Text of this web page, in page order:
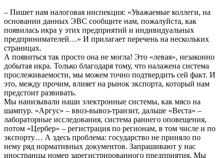
– Пишет нам налоговая инспекция: «Уважаемые коллеги, на
основании данных ЭВС сообщите нам, пожалуйста, как
появилась икра у этих предприятий и индивидуальных
предпринимателей…» И прилагает перечень на нескольких
страницах.
А появиться так просто она не могла! Это «левая», незаконно
добытая икра. Только благодаря тому, что налажена система
прослеживаемости, мы можем точно подтвердить сей факт. И
это, между прочим, влияет на рынок экспорта, который нам
предстоит развивать.
Мы нанизывали наши электронные системы, как мясо на
шампур. «Аргус» – ввоз-вывоз-транзит, дальше «Веста» –
лабораторные исследования, система раннего оповещения,
потом «Цербер» – регистрация по регионам, в том числе и по
экспорту… А здесь проблема: государство не приняло по
нему ряд нормативных документов. Запрашивают у нас
иностранцы номер зарегистрированного предприятия. Мы